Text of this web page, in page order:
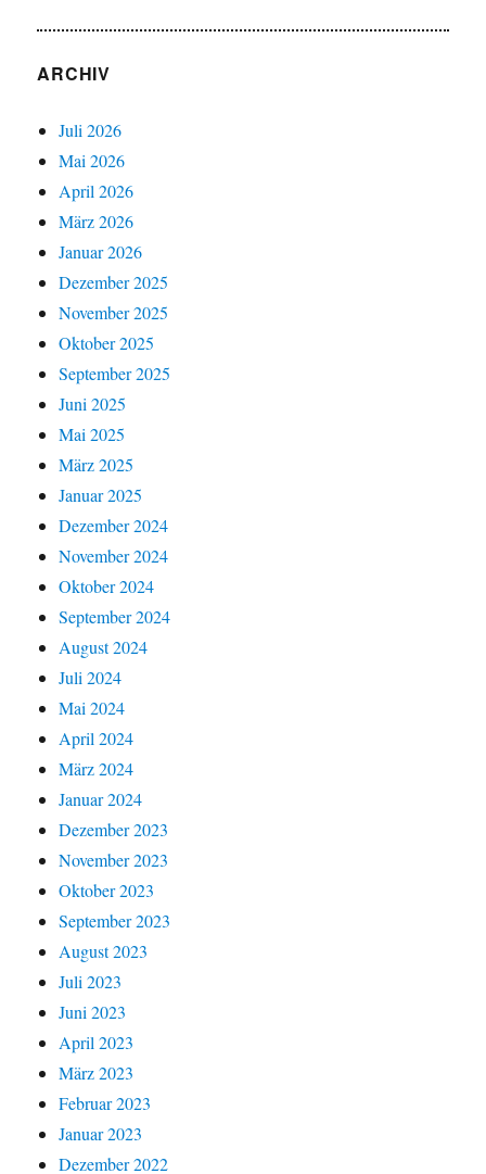
ARCHIV
Juli 2026
Mai 2026
April 2026
März 2026
Januar 2026
Dezember 2025
November 2025
Oktober 2025
September 2025
Juni 2025
Mai 2025
März 2025
Januar 2025
Dezember 2024
November 2024
Oktober 2024
September 2024
August 2024
Juli 2024
Mai 2024
April 2024
März 2024
Januar 2024
Dezember 2023
November 2023
Oktober 2023
September 2023
August 2023
Juli 2023
Juni 2023
April 2023
März 2023
Februar 2023
Januar 2023
Dezember 2022